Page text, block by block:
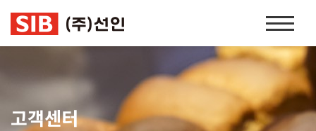
홈
이
지
네
비
게
고객센터